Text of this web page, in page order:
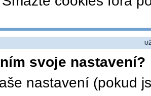
svoje nastavení?
nastavení (pokud